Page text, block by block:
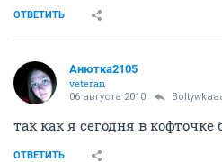
ОТВЕТИТЬ
Анютка2105
veteran
06 августа 2010
так как я сегодня в кофточке
ОТВЕТИТЬ